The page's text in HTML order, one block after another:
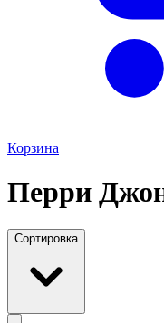
Корзина
Перри
Сортировка